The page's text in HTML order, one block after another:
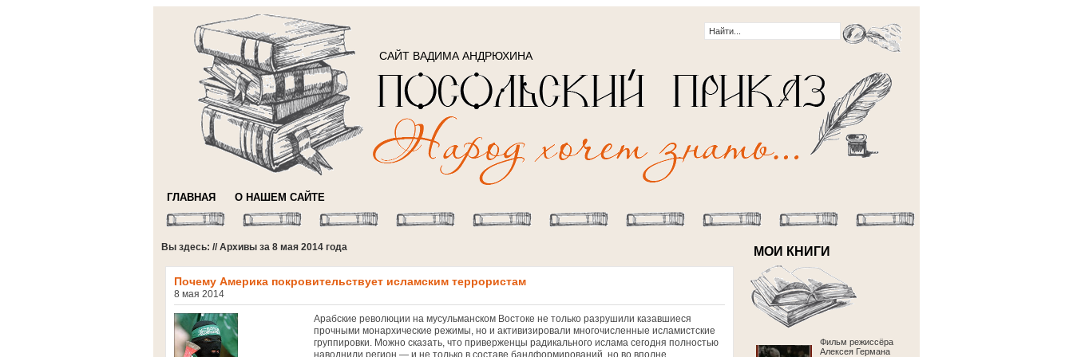
САЙТ ВАДИМА АНДРЮХИНА
ГЛАВНАЯ О НАШЕМ САЙТЕ
Вы здесь: // Архивы за 8 мая 2014 года
Почему Америка покровительствует исламским террористам
8 мая 2014
Арабские революции на мусульманском Востоке не только разрушили казавшиеся
прочными монархические режимы, но и активизировали многочисленные исламистские
группировки. Можно сказать, что приверженцы радикального ислама сегодня полностью
наводнили регион — и не только в составе бандформирований, но во вполне
МОИ КНИГИ
Фильм режиссёра
Алексея Германа